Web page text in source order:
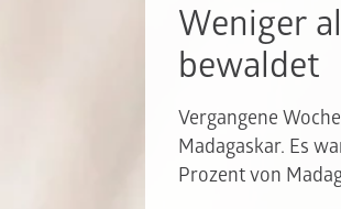
Weniger
bewaldet
Vergangene
Madagaskar. Es
Prozent von